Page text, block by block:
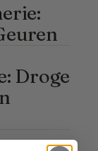
Droge